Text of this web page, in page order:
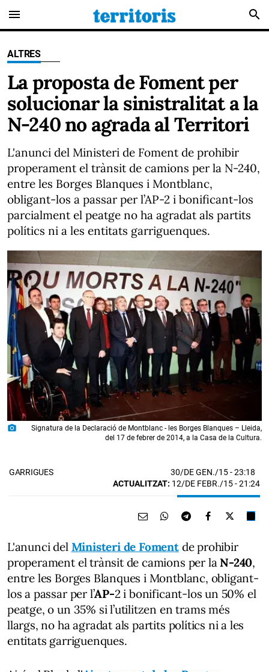
menu search
ALTRES
La proposta de Foment per
solucionar la sinistralitat a la
N-240 no agrada al Territori
L'anunci del Ministeri de Foment de prohibir
properament el trànsit de camions per la N-240,
entre les Borges Blanques i Montblanc,
obligant-los a passar per l’AP-2 i bonificant-los
parcialment el peatge no ha agradat als partits
polítics ni a les entitats garriguenques.
photo_camera
Signatura de la Declaració de Montblanc - les Borges Blanques – Lleida,
del 17 de febrer de 2014, a la Casa de la Cultura.
GARRIGUES 30/DE GEN./15- 23:18
ACTUALITZAT: 12/DE FEBR./15 - 21:24
L'anunci del Ministeri de Fomentde prohibir
properament el trànsit de camions per laN-240,
entre les Borges Blanques i Montblanc, obligant-
los a passar per l’AP-2 i bonificant-los un 50% el
peatge, o un 35% si l’utilitzen en trams més
llargs, no ha agradat als partits polítics ni a les
entitats garriguenques.